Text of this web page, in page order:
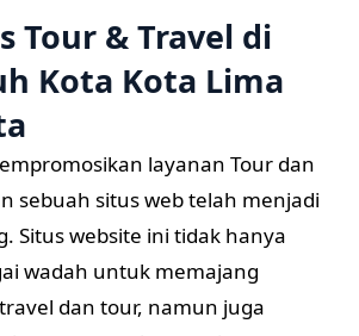
Tour & Travel di
Kota Kota Lima
layanan Tour dan
sebuah situs web telah menjadi
Situs website ini tidak hanya
wadah untuk memajang
dan tour, namun juga